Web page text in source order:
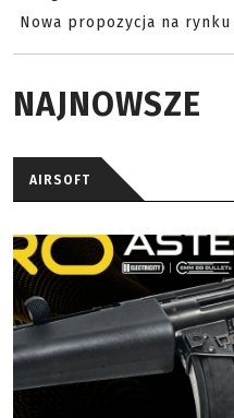
Nowa propozycja na
NAJNOWSZE
AIRSOFT